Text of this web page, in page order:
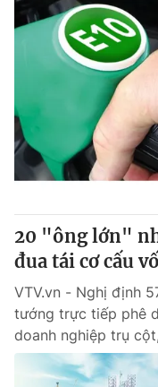
20 "ông lớn"
đua tái cơ cấu
VTV.vn - Nghị định
tướng trực tiếp phê
doanh nghiệp trụ